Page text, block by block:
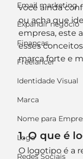
Email marketing
Expandir negócio
Finanças
Freelancer
Identidade Visual
Marca
Nome para
Logo
Redes Sociais
você ainda
ou acha que
empresa, este
esses
marca forte e
1. O que é
O logotipo é a